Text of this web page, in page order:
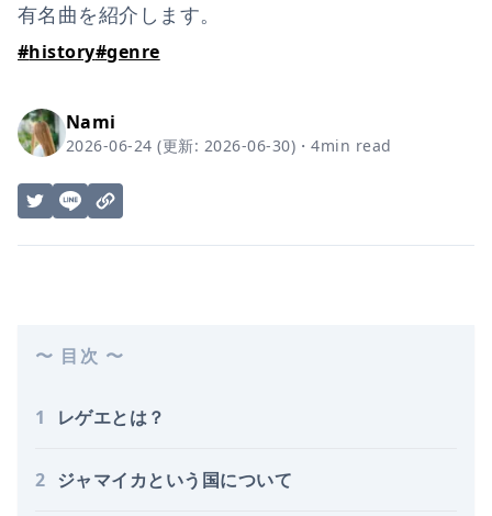
有名曲を紹介します。
#history#genre
Nami
2026-06-24 (更新: 2026-06-30) ・4min read
〜 目次 〜
1 レゲエとは？
2 ジャマイカという国について